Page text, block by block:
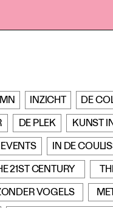
INZICHT DE
DE PLEK KUNST
EVENTS IN DE
21ST CENTURY
VOGELS